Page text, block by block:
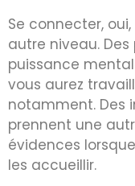
Se connecter,
autre niveau.
puissance
vous aurez
notamment. Des
prennent une
évidences
les accueillir.